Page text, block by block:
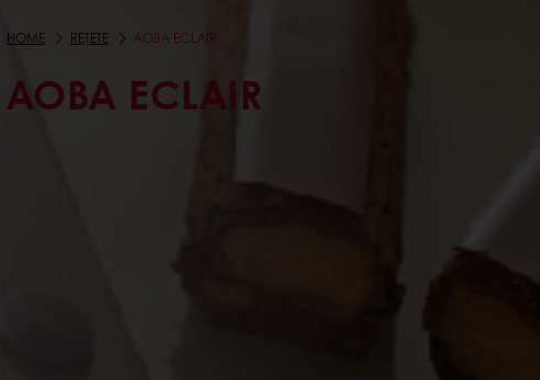
HOME REȚETE AOBA ECLAIR
AOBA ECLAIR